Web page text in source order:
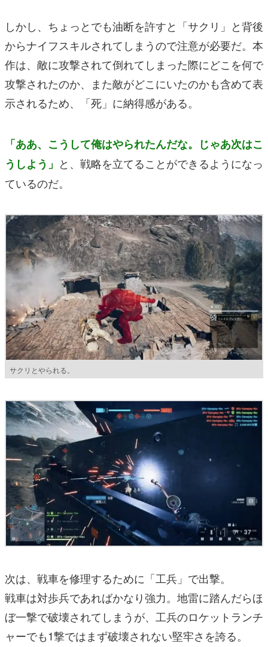
しかし、ちょっとでも油断を許すと「サクリ」と背後
からナイフスキルされてしまうので注意が必要だ。本
作は、敵に攻撃されて倒れてしまった際にどこを何で
攻撃されたのか、また敵がどこにいたのかも含めて表
示されるため、「死」に納得感がある。
「ああ、こうして俺はやられたんだな。じゃあ次はこ
うしよう」 と、戦略を立てることができるようになっ
ているのだ。
サクリとやられる。
次は、戦車を修理するために「工兵」で出撃。
戦車は対歩兵であればかなり強力。地雷に踏んだらほ
ぼ一撃で破壊されてしまうが、工兵のロケットランチ
ャーでも1撃ではまず破壊されない堅牢さを誇る。